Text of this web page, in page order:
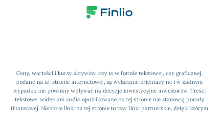
Ceny, wartości i kursy aktywów, czy to w formie tekstowej, czy graficznej,
podane na tej stronie internetowej, są wyłącznie orientacyjne i w żadnym
wypadku nie powinny wpływać na decyzje inwestycyjne inwestorów. Treści
tekstowe, wideo ani audio opublikowane na tej stronie nie stanowią porady
finansowej. Niektóre linki na tej stronie to tzw. linki partnerskie, dzięki którym